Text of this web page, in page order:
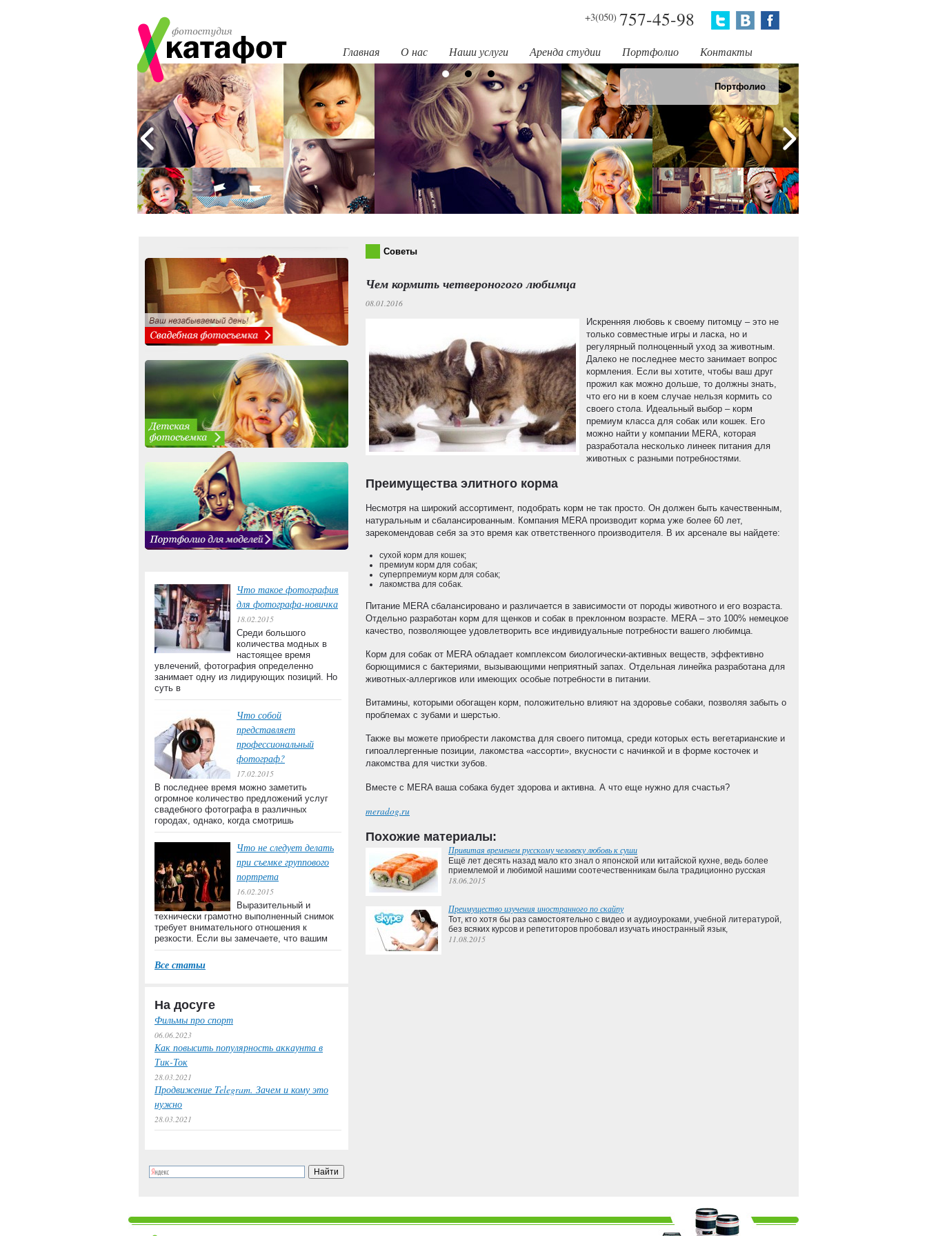
Главная О нас Наши услуги Аренда студии Портфолио Контакты
+3(050) 757-45-98
Портфолио
Советы
Чем кормить четвероногого любимца
08.01.2016
Искренняя любовь к своему питомцу – это не
только совместные игры и ласка, но и
регулярный полноценный уход за животным.
Далеко не последнее место занимает вопрос
кормления. Если вы хотите, чтобы ваш друг
прожил как можно дольше, то должны знать,
что его ни в коем случае нельзя кормить со
своего стола. Идеальный выбор – корм
премиум класса для собак или кошек. Его
можно найти у компании MERA, которая
разработала несколько линеек питания для
животных с разными потребностями.
Преимущества элитного корма
Несмотря на широкий ассортимент, подобрать корм не так просто. Он должен быть качественным,
натуральным и сбалансированным. Компания MERA производит корма уже более 60 лет,
зарекомендовав себя за это время как ответственного производителя. В их арсенале вы найдете:
сухой корм для кошек;
премиум корм для собак;
суперпремиум корм для собак;
лакомства для собак.
Питание MERA сбалансировано и различается в зависимости от породы животного и его возраста.
Отдельно разработан корм для щенков и собак в преклонном возрасте. MERA – это 100% немецкое
качество, позволяющее удовлетворить все индивидуальные потребности вашего любимца.
Корм для собак от MERA обладает комплексом биологически-активных веществ, эффективно
борющимися с бактериями, вызывающими неприятный запах. Отдельная линейка разработана для
животных-аллергиков или имеющих особые потребности в питании.
Витамины, которыми обогащен корм, положительно влияют на здоровье собаки, позволяя забыть о
проблемах с зубами и шерстью.
Также вы можете приобрести лакомства для своего питомца, среди которых есть вегетарианские и
гипоаллергенные позиции, лакомства «ассорти», вкусности с начинкой и в форме косточек и
лакомства для чистки зубов.
Вместе с MERA ваша собака будет здорова и активна. А что еще нужно для счастья?
meradog.ru
Похожие материалы:
Привитая временем русскому человеку любовь к суши
Ещё лет десять назад мало кто знал о японской или китайской кухне, ведь более
приемлемой и любимой нашими соотечественникам была традиционно русская
18.06.2015
Преимущество изучения иностранного по скайпу
Тот, кто хотя бы раз самостоятельно с видео и аудиоуроками, учебной литературой,
без всяких курсов и репетиторов пробовал изучать иностранный язык,
11.08.2015
Что такое фотография
для фотографа-новичка
18.02.2015
Среди большого
количества модных в
настоящее время
увлечений, фотография определенно
занимает одну из лидирующих позиций. Но
суть в
Что собой
представляет
профессиональный
фотограф?
17.02.2015
В последнее время можно заметить
огромное количество предложений услуг
свадебного фотографа в различных
городах, однако, когда смотришь
Что не следует делать
при съемке группового
портрета
16.02.2015
Выразительный и
технически грамотно выполненный снимок
требует внимательного отношения к
резкости. Если вы замечаете, что вашим
Все статьи
На досуге
Фильмы про спорт
06.06.2023
Как повысить популярность аккаунта в
Тик-Ток
28.03.2021
Продвижение Telegram. Зачем и кому это
нужно
28.03.2021